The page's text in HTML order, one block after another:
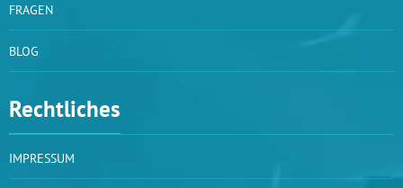
FRAGEN
BLOG
Rechtliches
IMPRESSUM